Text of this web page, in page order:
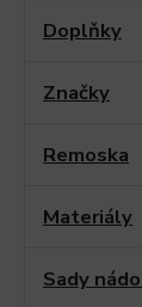
Doplňky
Značky
Remoska
Materiály
Sady